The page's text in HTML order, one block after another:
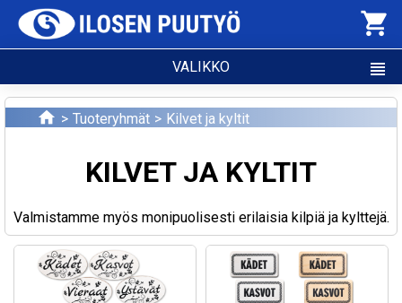
shopping_cart
VALIKKO view_headline
home Tuoteryhmät Kilvet ja kyltit
KILVET JA KYLTIT
Valmistamme myös monipuolisesti erilaisia kilpiä ja kylttejä.